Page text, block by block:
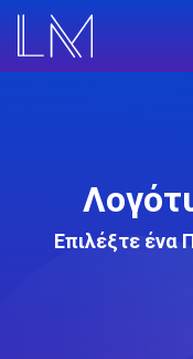
Επιλέξτε ένα